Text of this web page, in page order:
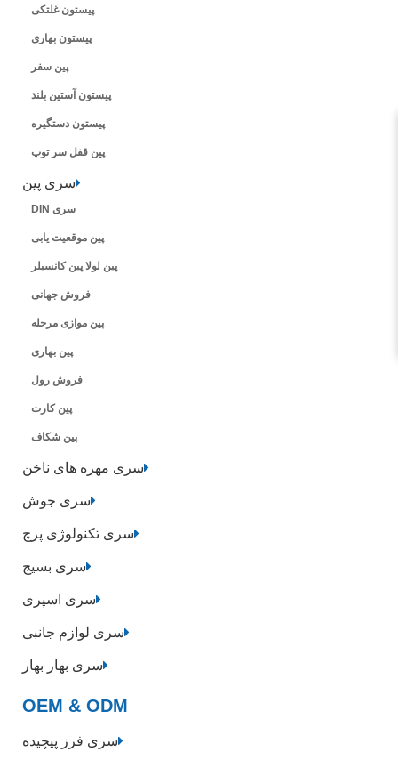
پیستون غلتکی
پیستون بهاری
پین سفر
پیستون آستین بلند
پیستون دستگیره
پین قفل سر توپ
سری پین
سری DIN
پین موقعیت یابی
پین لولا پین کانسیلر
فروش جهانی
پین موازی مرحله
پین بهاری
فروش رول
پین کارت
پین شکاف
سری مهره های ناخن
سری جوش
سری تکنولوژی پرچ
سری بسیج
سری اسپری
سری لوازم جانبی
سری بهار بهار
OEM & ODM
سری فرز پیچیده